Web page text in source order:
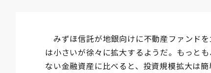
みずほ信託が地銀向けに不動産ファンド
は小さいが徐々に拡大するようだ。もっと
ない金融資産に比べると、投資規模拡大は